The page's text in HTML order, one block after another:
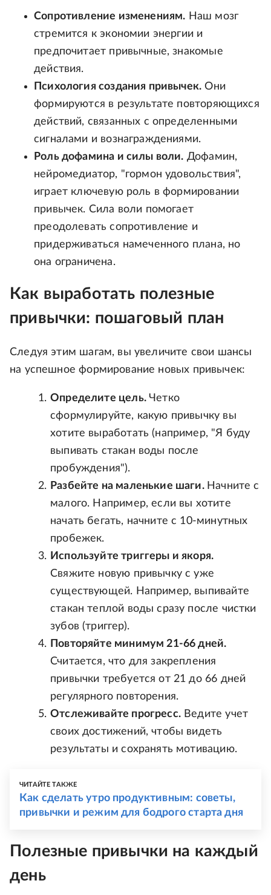
Сопротивление изменениям. Наш мозг
стремится к экономии энергии и
предпочитает привычные, знакомые
действия.
Психология создания привычек. Они
формируются в результате повторяющихся
действий, связанных с определенными
сигналами и вознаграждениями.
Роль дофамина и силы воли. Дофамин,
нейромедиатор, "гормон удовольствия",
играет ключевую роль в формировании
привычек. Сила воли помогает
преодолевать сопротивление и
придерживаться намеченного плана, но
она ограничена.
Как выработать полезные
привычки: пошаговый план
Следуя этим шагам, вы увеличите свои шансы
на успешное формирование новых привычек:
Определите цель.Четко
сформулируйте, какую привычку вы
хотите выработать (например, "Я буду
выпивать стакан воды после
пробуждения").
Разбейте на маленькие шаги. Начните с
малого. Например, если вы хотите
начать бегать, начните с 10-минутных
пробежек.
Используйте триггеры и якоря.
Свяжите новую привычку с уже
существующей. Например, выпивайте
стакан теплой воды сразу после чистки
зубов (триггер).
Повторяйте минимум 21-66 дней.
Считается, что для закрепления
привычки требуется от 21 до 66 дней
регулярного повторения.
Отслеживайте прогресс.Ведите учет
своих достижений, чтобы видеть
результаты и сохранять мотивацию.
ЧИТАЙТЕ ТАКЖЕ
Как сделать утро продуктивным: советы,
привычки и режим для бодрого старта дня
Полезные привычки на каждый
день